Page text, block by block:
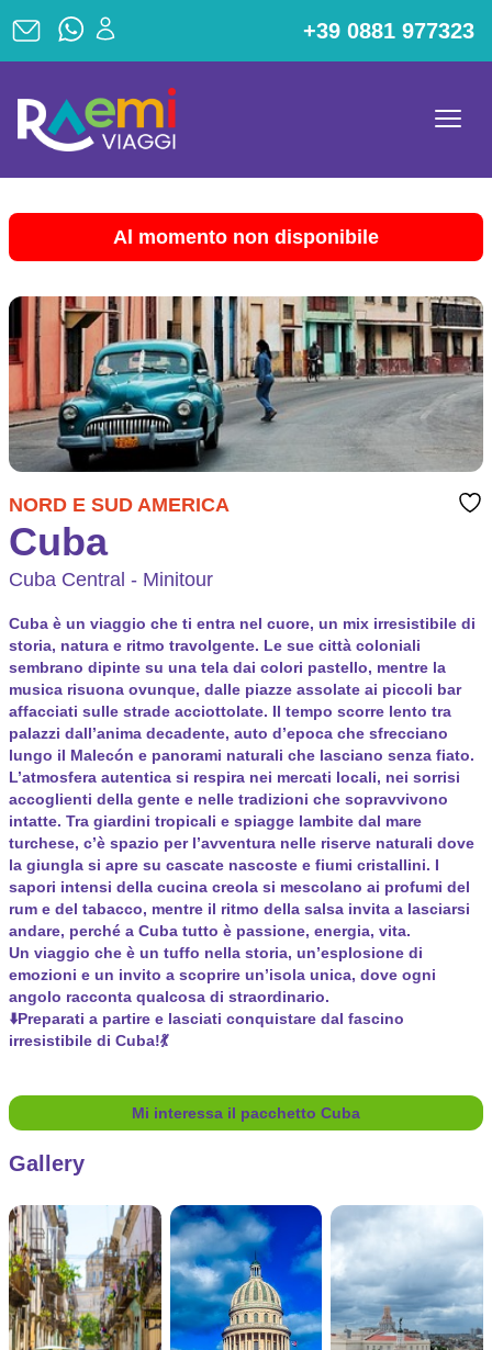
+39 0881 977323
Al momento non disponibile
NORD E SUD AMERICA
Cuba
Cuba Central - Minitour
Cuba è un viaggio che ti entra nel cuore, un mix irresistibile di
storia, natura e ritmo travolgente. Le sue città coloniali
sembrano dipinte su una tela dai colori pastello, mentre la
musica risuona ovunque, dalle piazze assolate ai piccoli bar
affacciati sulle strade acciottolate. Il tempo scorre lento tra
palazzi dall’anima decadente, auto d’epoca che sfrecciano
lungo il Malecón e panorami naturali che lasciano senza fiato.
L’atmosfera autentica si respira nei mercati locali, nei sorrisi
accoglienti della gente e nelle tradizioni che sopravvivono
intatte. Tra giardini tropicali e spiagge lambite dal mare
turchese, c’è spazio per l’avventura nelle riserve naturali dove
la giungla si apre su cascate nascoste e fiumi cristallini. I
sapori intensi della cucina creola si mescolano ai profumi del
rum e del tabacco, mentre il ritmo della salsa invita a lasciarsi
andare, perché a Cuba tutto è passione, energia, vita.
Un viaggio che è un tuffo nella storia, un’esplosione di
emozioni e un invito a scoprire un’isola unica, dove ogni
angolo racconta qualcosa di straordinario.
⬇️Preparati a partire e lasciati conquistare dal fascino
irresistibile di Cuba!💃
Mi interessa il pacchetto Cuba
Gallery